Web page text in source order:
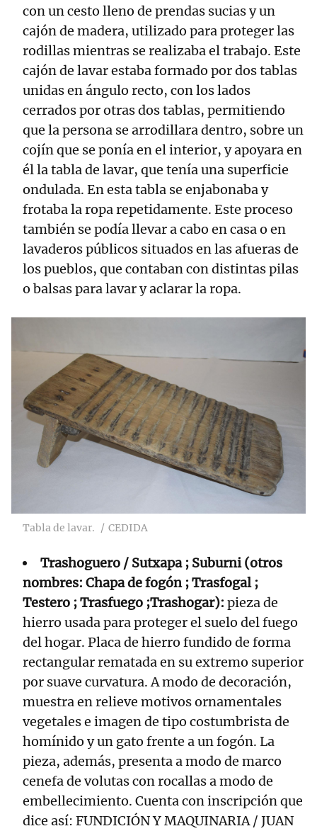
con un cesto lleno de prendas sucias y un
cajón de madera, utilizado para proteger las
rodillas mientras se realizaba el trabajo. Este
cajón de lavar estaba formado por dos tablas
unidas en ángulo recto, con los lados
cerrados por otras dos tablas, permitiendo
que la persona se arrodillara dentro, sobre un
cojín que se ponía en el interior, y apoyara en
él la tabla de lavar, que tenía una superficie
ondulada. En esta tabla se enjabonaba y
frotaba la ropa repetidamente. Este proceso
también se podía llevar a cabo en casa o en
lavaderos públicos situados en las afueras de
los pueblos, que contaban con distintas pilas
o balsas para lavar y aclarar la ropa.
Tabla de lavar. CEDIDA
Trashoguero / Sutxapa ; Suburni (otros
nombres: Chapa de fogón ; Trasfogal ;
Testero ; Trasfuego ;Trashogar): pieza de
hierro usada para proteger el suelo del fuego
del hogar. Placa de hierro fundido de forma
rectangular rematada en su extremo superior
por suave curvatura. A modo de decoración,
muestra en relieve motivos ornamentales
vegetales e imagen de tipo costumbrista de
homínido y un gato frente a un fogón. La
pieza, además, presenta a modo de marco
cenefa de volutas con rocallas a modo de
embellecimiento. Cuenta con inscripción que
dice así: FUNDICIÓN Y MAQUINARIA / JUAN